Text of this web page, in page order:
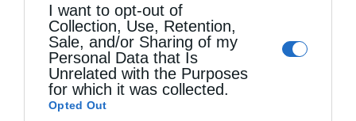
I want to opt-out of
Collection, Use, Retention,
Sale, and/or Sharing of my
Personal Data that Is
Unrelated with the Purposes
for which it was collected.
Opted Out
15 Σεπτεμβρίου: Ενθρονίζεται νέος
Πατριάρχης των Σέρβων ο Επίσκοπος Ζίτσης
Γερμανός Τζόριτς, παρουσία του υπουργού
Θρησκευμάτων Ραντοσάλεβιτς.